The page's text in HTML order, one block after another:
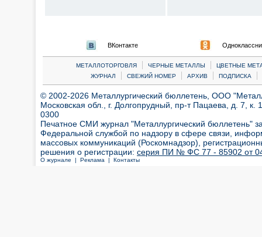
ВКонтакте
МЕТАЛЛОТОРГОВЛЯ | ЧЕРНЫЕ МЕТАЛЛЫ |
ЦВЕТНЫЕ
ЖУРНАЛ
| СВЕЖИЙ НОМЕР | АРХИВ | ПОДПИСКА |
© 2002-2026 Металлургический бюллетень, ООО
Московская обл., г. Долгопрудный, пр-т Пацаева, д. 7,
0300
Печатное СМИ журнал "Металлургический бюллетень"
Федеральной службой по надзору в сфере связи,
массовых коммуникаций (Роскомнадзор),
решения о регистрации: серия ПИ № ФС 77 - 85902 от 04
О журнале | Реклама | Контакты